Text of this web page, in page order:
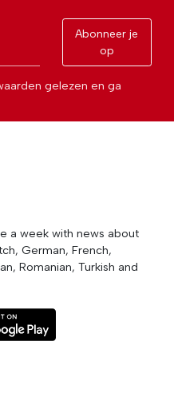
Abonneer je
op
gelezen en ga
a week with news about
German, French,
Romanian, Turkish and